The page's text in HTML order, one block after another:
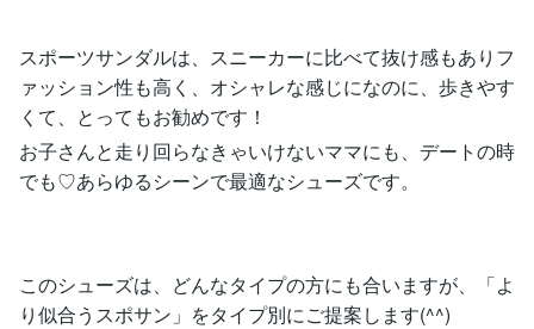
スポーツサンダルは、スニーカーに比べて抜け感もありフ
ァッション性も高く、オシャレな感じになのに、歩きやす
くて、とってもお勧めです！
お子さんと走り回らなきゃいけないママにも、デートの時
でも♡あらゆるシーンで最適なシューズです。
このシューズは、どんなタイプの方にも合いますが、「よ
り似合うスポサン」をタイプ別にご提案します(^^)